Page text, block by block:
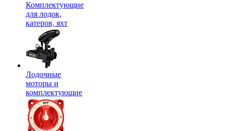
Комплектующие
для лодок,
катеров, яхт
Лодочные
моторы и
комплектующие